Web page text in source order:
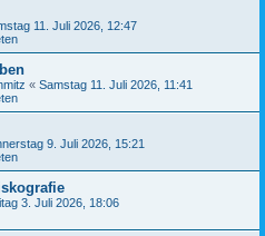
11. Juli 2026, 12:47
« Samstag 11. Juli 2026, 11:41
9. Juli 2026, 15:21
3. Juli 2026, 18:06